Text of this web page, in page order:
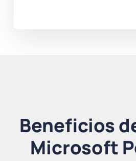
Beneficios
Microsoft